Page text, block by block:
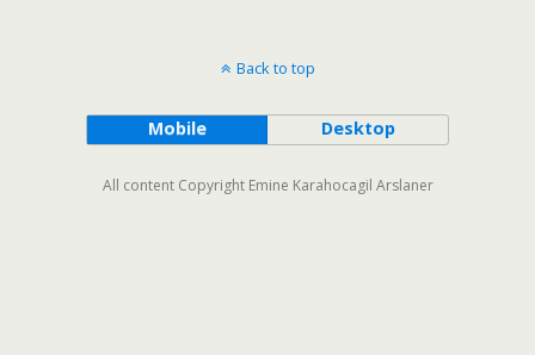
Back to top
Mobile Desktop
All content Copyright Emine Karahocagil Arslaner